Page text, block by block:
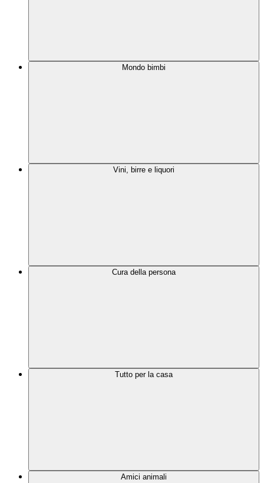
Mondo bimbi
Vini, birre e liquori
Cura della persona
Tutto per la casa
Amici animali